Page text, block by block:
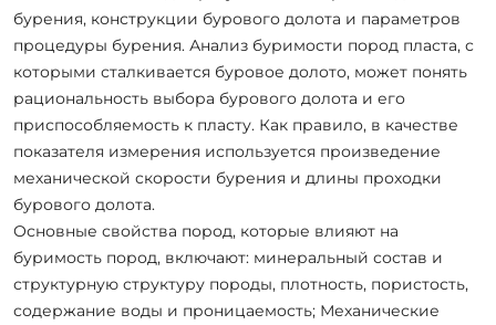
бурения, конструкции бурового долота и параметров
процедуры бурения. Анализ буримости пород пласта, с
которыми сталкивается буровое долото, может понять
рациональность выбора бурового долота и его
приспособляемость к пласту. Как правило, в качестве
показателя измерения используется произведение
механической скорости бурения и длины проходки
бурового долота.
Основные свойства пород, которые влияют на
буримость пород, включают: минеральный состав и
структурную структуру породы, плотность, пористость,
содержание воды и проницаемость; Механические